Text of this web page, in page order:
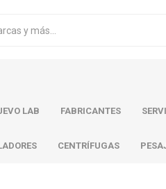
LAB FABRICANTES
CENTRÍFUGAS